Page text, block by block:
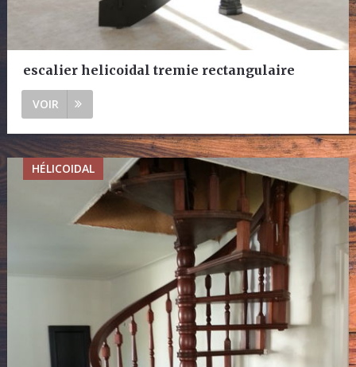
escalier helicoidal tremie rectangulaire
VOIR
HÉLICOIDAL